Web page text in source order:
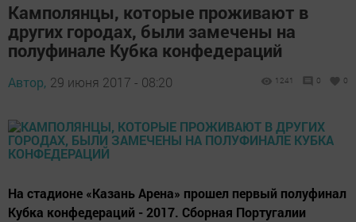
Камполянцы, которые проживают в
других городах, были замечены на
полуфинале Кубка конфедераций
Автор, 29 июня 2017 - 08:20 1241 0 0
На стадионе «Казань Арена» прошел первый полуфинал
Кубка конфедераций - 2017. Сборная Португалии